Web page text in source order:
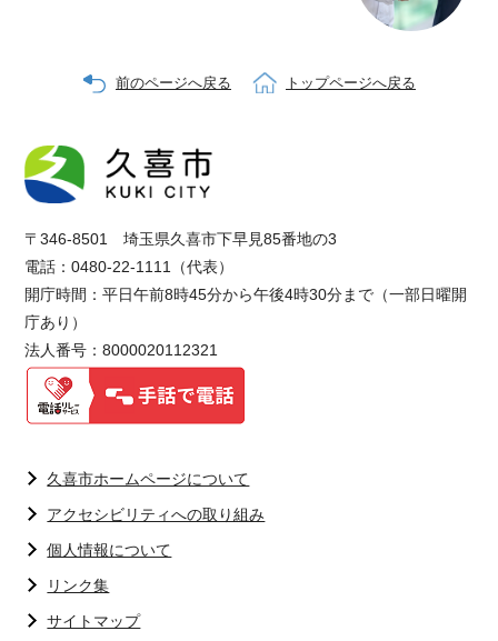
前のページへ戻る トップページへ戻る
〒346-8501 埼玉県久喜市下早見85番地の3
電話：0480-22-1111（代表）
開庁時間：平日午前8時45分から午後4時30分まで（一部日曜開
庁あり）
法人番号：8000020112321
久喜市ホームページについて
アクセシビリティへの取り組み
個人情報について
リンク集
サイトマップ